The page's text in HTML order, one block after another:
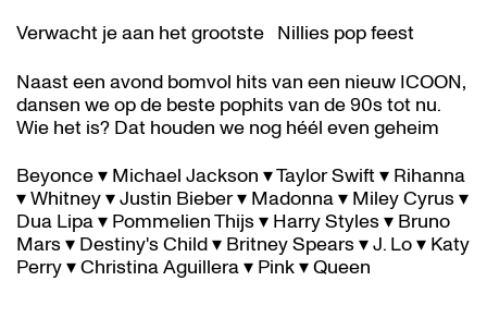
Verwacht je aan het grootste Nillies pop feest
Naast een avond bomvol hits van een nieuw ICOON,
dansen we op de beste pophits van de 90s tot nu.
Wie het is? Dat houden we nog héél even geheim
Beyonce ▾ Michael Jackson ▾ Taylor Swift ▾ Rihanna
▾ Whitney ▾ Justin Bieber ▾ Madonna ▾ Miley Cyrus ▾
Dua Lipa ▾ Pommelien Thijs ▾ Harry Styles ▾ Bruno
Mars ▾ Destiny's Child ▾ Britney Spears ▾ J. Lo ▾ Katy
Perry ▾ Christina Aguillera ▾ Pink ▾ Queen